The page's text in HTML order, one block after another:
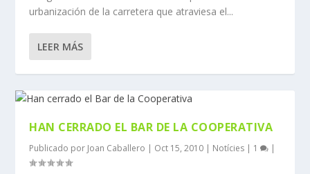
urbanización de la carretera que atraviesa el...
LEER MÁS
HAN CERRADO EL BAR DE LA COOPERATIVA
Publicado por Joan Caballero | Oct 15, 2010 | Notícies | 1 |